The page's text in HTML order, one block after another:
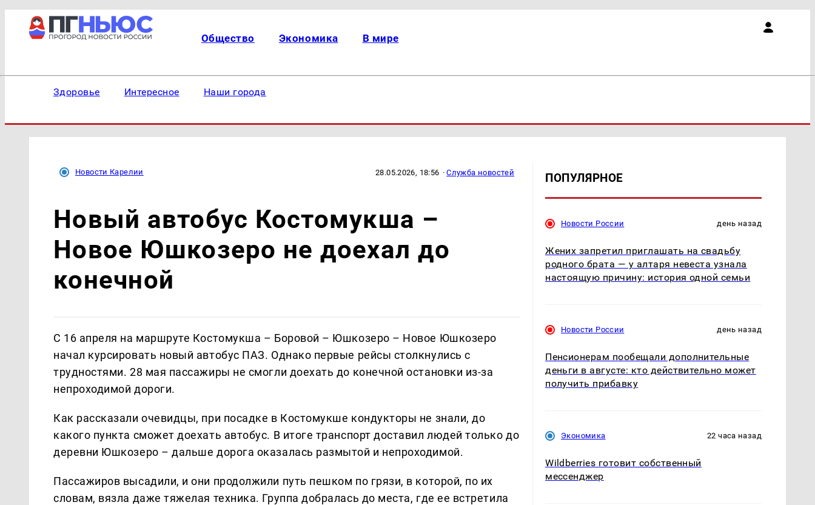
Общество Экономика В мире
Здоровье Интересное Наши города
Новости Карелии 28.05.2026, 18:56 ·Служба новостей
Новый автобус Костомукша –
Новое Юшкозеро не доехал до
конечной
С 16 апреля на маршруте Костомукша – Боровой – Юшкозеро – Новое Юшкозеро
начал курсировать новый автобус ПАЗ. Однако первые рейсы столкнулись с
трудностями. 28 мая пассажиры не смогли доехать до конечной остановки из-за
непроходимой дороги.
Как рассказали очевидцы, при посадке в Костомукше кондукторы не знали, до
какого пункта сможет доехать автобус. В итоге транспорт доставил людей только до
деревни Юшкозеро – дальше дорога оказалась размытой и непроходимой.
Пассажиров высадили, и они продолжили путь пешком по грязи, в которой, по их
словам, вязла даже тяжелая техника. Группа добралась до места, где ее встретила
ПОПУЛЯРНОЕ
Новости России день назад
Жених запретил приглашать на свадьбу
родного брата — у алтаря невеста узнала
настоящую причину: история одной семьи
Новости России день назад
Пенсионерам пообещали дополнительные
деньги в августе: кто действительно может
получить прибавку
Экономика 22 часа назад
Wildberries готовит собственный
мессенджер